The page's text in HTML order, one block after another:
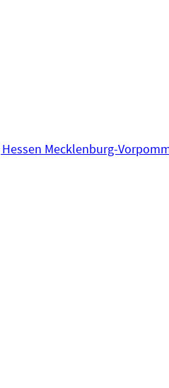
Hessen Mecklenburg-